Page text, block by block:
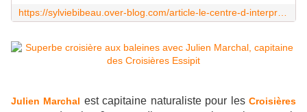
Julien Marchal est capitaine naturaliste pour lesCroisières